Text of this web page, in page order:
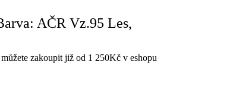
AČR Vz.95 Les,
můžete zakoupit již od 1 250Kč v eshopu